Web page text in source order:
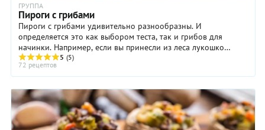
ГРУППА
Пироги с грибами
Пироги с грибами удивительно разнообразны. И
определяется это как выбором теста, так и грибов для
начинки. Например, если вы принесли из леса лукошко
подосиновиков, подберёзовиков и немного ...
5 (5)
72 рецептов